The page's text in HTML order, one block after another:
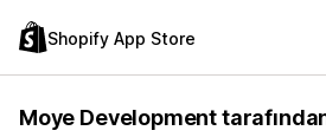
Shopify App Store
Moye Development